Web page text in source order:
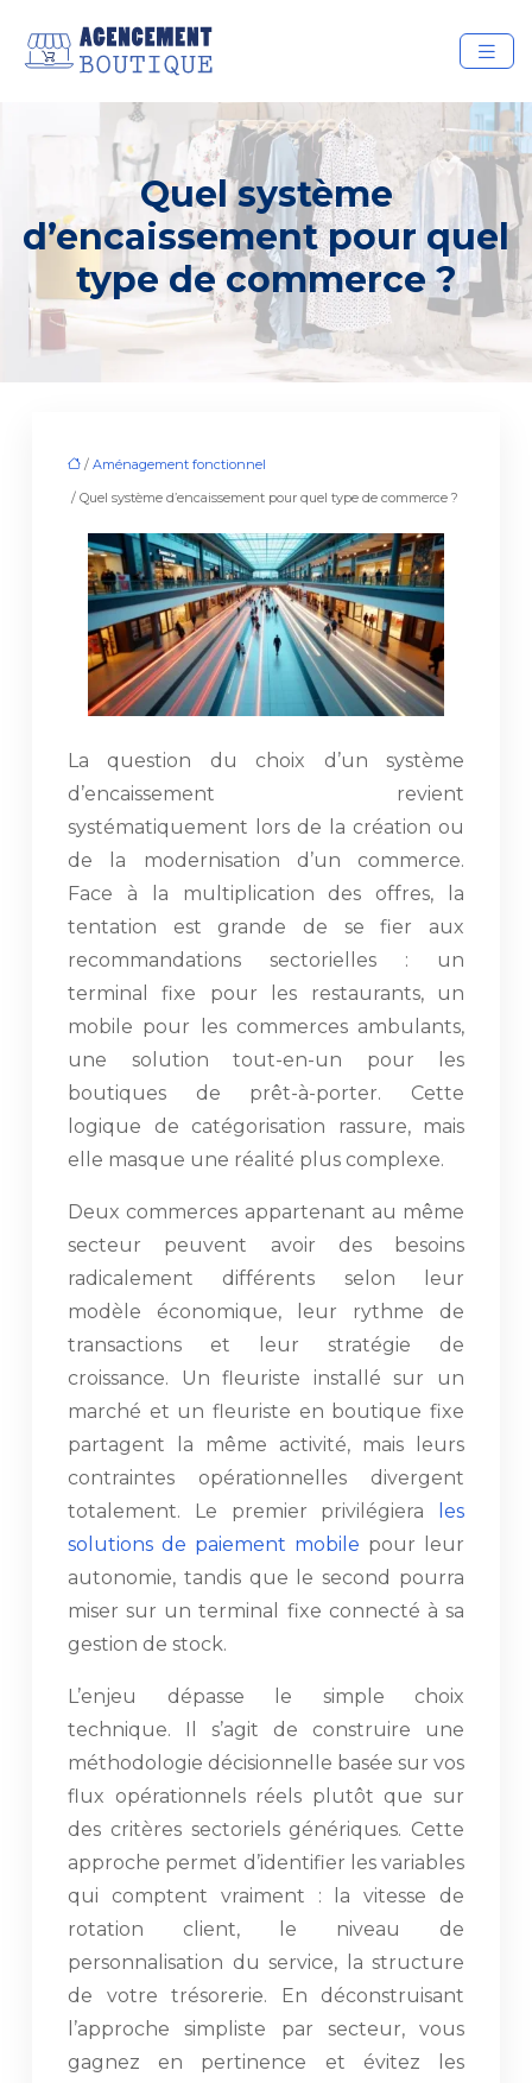
Quel système
d’encaissement pour quel
type de commerce ?
/ Aménagement fonctionnel
/ Quel système d’encaissement pour quel type de commerce ?
La question du choix d’un système
d’encaissement revient
systématiquement lors de la création ou
de la modernisation d’un commerce.
Face à la multiplication des offres, la
tentation est grande de se fier aux
recommandations sectorielles : un
terminal fixe pour les restaurants, un
mobile pour les commerces ambulants,
une solution tout-en-un pour les
boutiques de prêt-à-porter. Cette
logique de catégorisation rassure, mais
elle masque une réalité plus complexe.
Deux commerces appartenant au même
secteur peuvent avoir des besoins
radicalement différents selon leur
modèle économique, leur rythme de
transactions et leur stratégie de
croissance. Un fleuriste installé sur un
marché et un fleuriste en boutique fixe
partagent la même activité, mais leurs
contraintes opérationnelles divergent
totalement. Le premier privilégiera
les
solutions de paiement mobile pour leur
autonomie, tandis que le second pourra
miser sur un terminal fixe connecté à sa
gestion de stock.
L’enjeu dépasse le simple choix
technique. Il s’agit de construire une
méthodologie décisionnelle basée sur vos
flux opérationnels réels plutôt que sur
des critères sectoriels génériques. Cette
approche permet d’identifier les variables
qui comptent vraiment : la vitesse de
rotation client, le niveau de
personnalisation du service, la structure
de votre trésorerie. En déconstruisant
l’approche simpliste par secteur, vous
gagnez en pertinence et évitez les